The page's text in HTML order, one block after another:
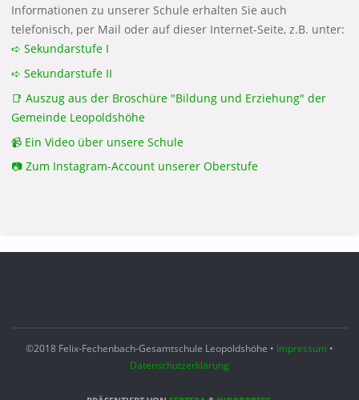
Informationen zu unserer Schule erhalten Sie auch
telefonisch, per Mail oder auf dieser Internet-Seite, z.B. unter:
➪ Sekundarstufe I
➪ Sekundarstufe II
📑 Auszug aus der Broschüre "Bildung und Erziehung" der
Gemeinde Leopoldshöhe
📹 Ein Video über unsere Schule
📷 Zum Instagram-Account unserer Oberstufe
©2018 Felix-Fechenbach-Gesamtschule Leopoldshöhe • Impressum •
Datenschutzerklärung